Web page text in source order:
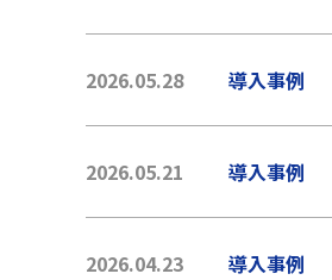
2026.05.28 導入事例
2026.05.21 導入事例
2026.04.23 導入事例